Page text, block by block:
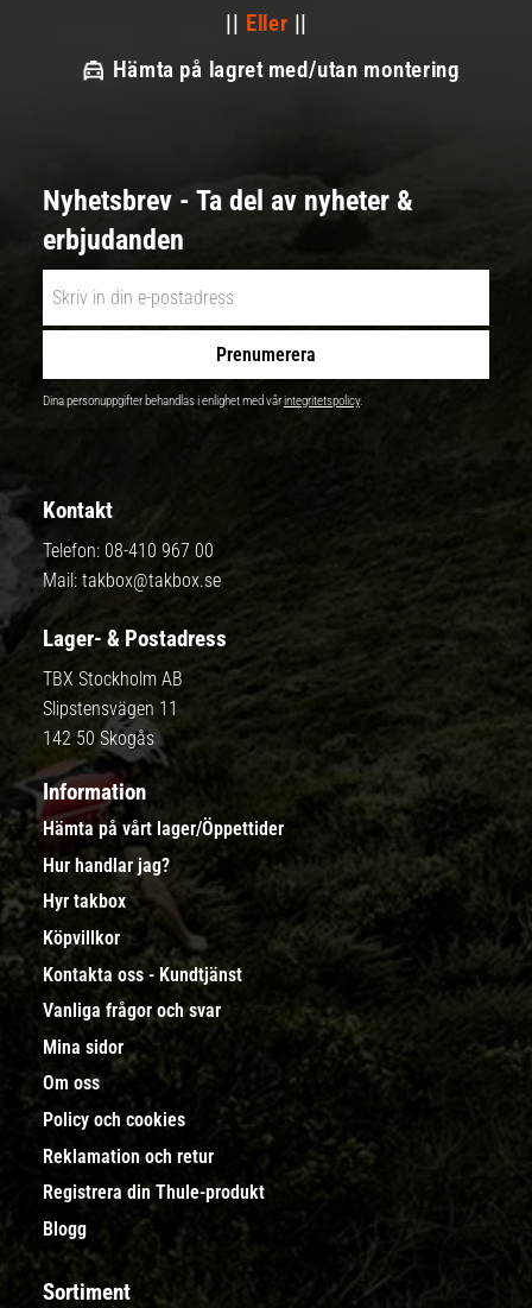
|| Eller ||
Hämta på lagret med/utan montering
Nyhetsbrev - Ta del av nyheter &
erbjudanden
Prenumerera
Dina personuppgifter behandlas i enlighet med vårintegritetspolicy.
Kontakt
Telefon: 08-410 967 00
Mail: takbox@takbox.se
Lager- & Postadress
TBX Stockholm AB
Slipstensvägen 11
142 50 Skogås
Information
Hämta på vårt lager/Öppettider
Hur handlar jag?
Hyr takbox
Köpvillkor
Kontakta oss - Kundtjänst
Vanliga frågor och svar
Mina sidor
Om oss
Policy och cookies
Reklamation och retur
Registrera din Thule-produkt
Blogg
Sortiment